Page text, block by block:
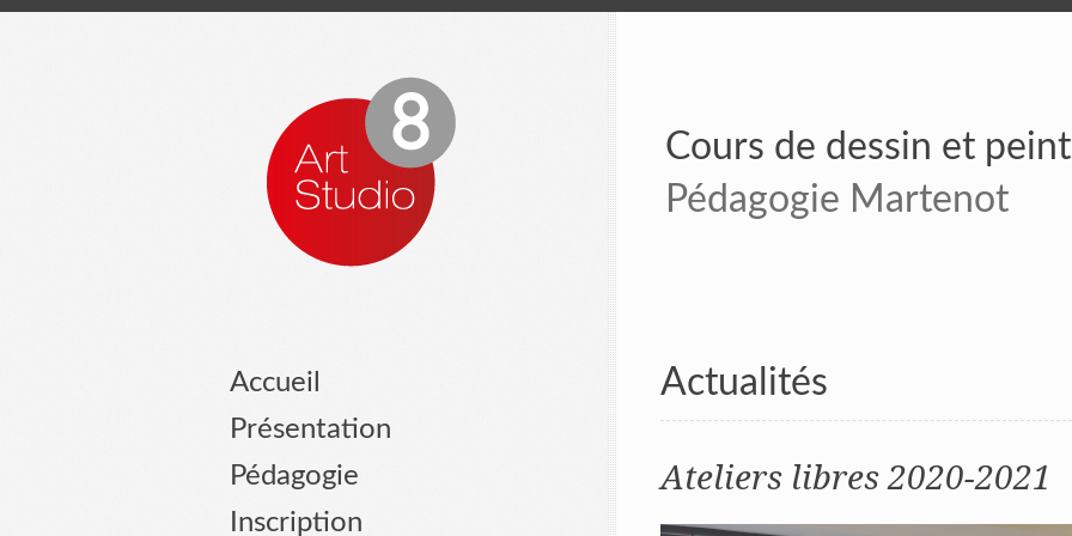
Cours de dessin et
Pédagogie Martenot
Actualités
Ateliers libres 2020-2021
Accueil
Présentation
Pédagogie
Inscription